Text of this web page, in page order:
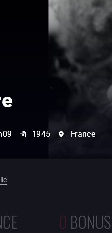
1945 France
0